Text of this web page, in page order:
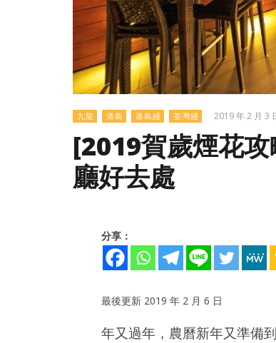
九龍 港島 港島綫 荃灣綫 2019 年 2 月 3
[2019賀歲煙花
廳好去處
NOW VIEWING
分享：
最後更新 2019 年 2 月 6 日
年又過年，農曆新年又準備